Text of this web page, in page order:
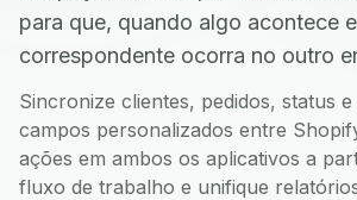
para que, quando algo acontece
correspondente ocorra no outro
Sincronize clientes, pedidos, status
campos personalizados entre
ações em ambos os aplicativos a
fluxo de trabalho e unifique